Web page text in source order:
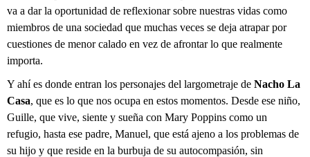
va a dar la oportunidad de reflexionar sobre nuestras vidas como
miembros de una sociedad que muchas veces se deja atrapar por
cuestiones de menor calado en vez de afrontar lo que realmente
importa.
Y ahí es donde entran los personajes del largometraje de Nacho La
Casa, que es lo que nos ocupa en estos momentos. Desde ese niño,
Guille, que vive, siente y sueña con Mary Poppins como un
refugio, hasta ese padre, Manuel, que está ajeno a los problemas de
su hijo y que reside en la burbuja de su autocompasión, sin